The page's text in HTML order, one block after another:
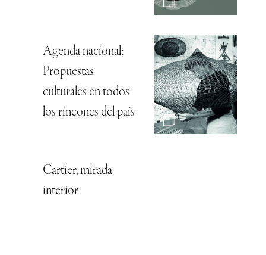
Agenda nacional:
Propuestas
culturales en todos
los rincones del país
Cartier, mirada
interior